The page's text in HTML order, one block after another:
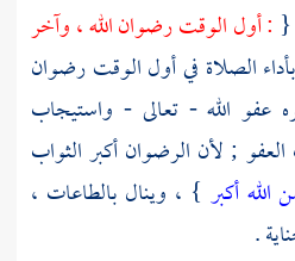
{ : أول الوقت رضوان الله ، وآخر
الصلاة في أول الوقت رضوان
عفو الله - تعالى - واستيجاب
; لأن الرضوان أكبر الثواب
أكبر } ، وينال بالطاعات ،
.